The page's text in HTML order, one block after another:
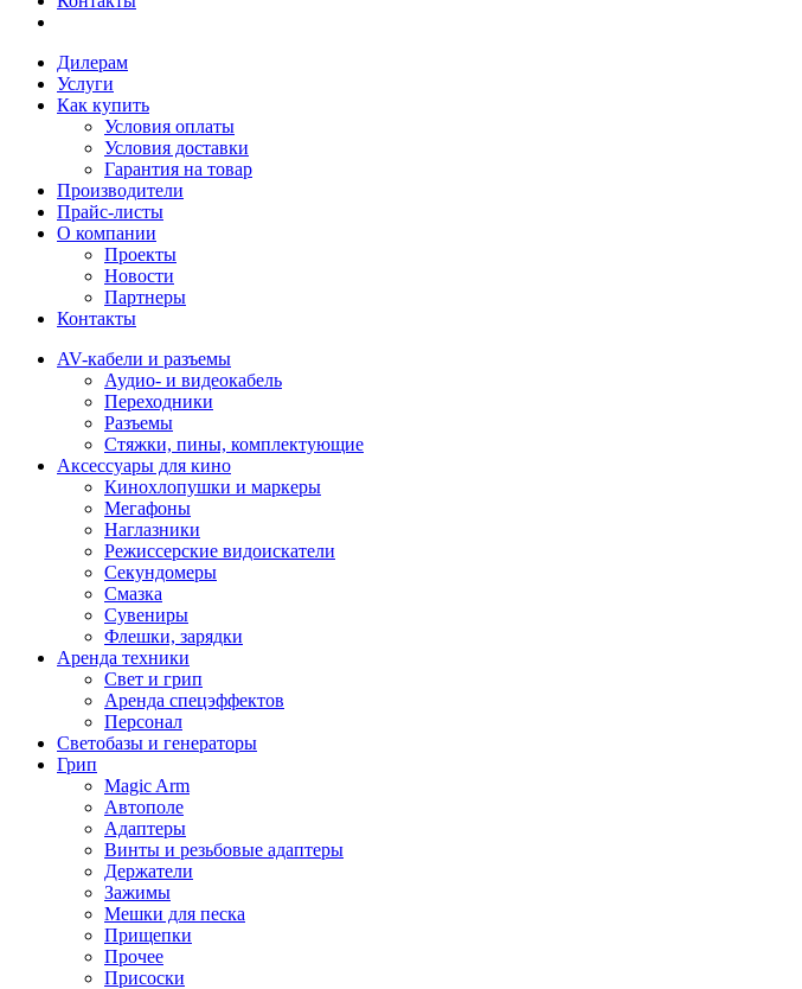
Дилерам
Услуги
Как купить
Условия оплаты
Условия доставки
Гарантия на товар
Производители
Прайс-листы
О компании
Проекты
Новости
Партнеры
Контакты
AV-кабели и разъемы
Аудио- и видеокабель
Переходники
Разъемы
Стяжки, пины, комплектующие
Аксессуары для кино
Кинохлопушки и маркеры
Мегафоны
Наглазники
Режиссерские видоискатели
Секундомеры
Смазка
Сувениры
Флешки, зарядки
Аренда техники
Свет и грип
Аренда спецэффектов
Персонал
Светобазы и генераторы
Грип
Magic Arm
Автополе
Адаптеры
Винты и резьбовые адаптеры
Держатели
Зажимы
Мешки для песка
Прищепки
Прочее
Присоски